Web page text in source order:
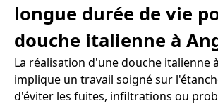
longue durée de vie
douche italienne à
La réalisation d'une douche italienne
implique un travail soigné sur
d'éviter les fuites, infiltrations ou